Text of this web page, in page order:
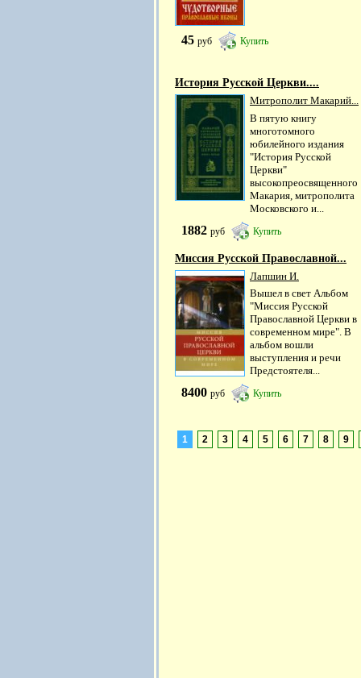
45 руб Купить
История Русской Церкви....
Митрополит Макарий...
В пятую книгу
многотомного
юбилейного издания
"История Русской
Церкви"
высокопреосвященного
Макария, митрополита
Московского и...
1882 руб Купить
Миссия Русской Православной...
Лапшин И.
Вышел в свет Альбом
"Миссия Русской
Православной Церкви в
современном мире". В
альбом вошли
выступления и речи
Предстоятеля...
8400 руб Купить
1 2 3 4 5 6 7 8 9